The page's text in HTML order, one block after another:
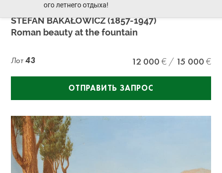
ого летнего отдыха!
STEFAN BAKAŁOWICZ (1857-1947)
Roman beauty at the fountain
Лот43 12 000 15 000
ОТПРАВИТЬ ЗАПРОС